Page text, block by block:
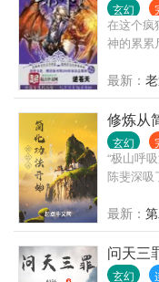
玄幻
在这个疯
神的累累
最新：
修炼从
玄幻
“极山呼
陈斐深吸
最新：
问天三
玄幻